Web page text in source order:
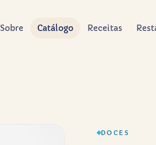
Sobre Catálogo Receitas
DOCES